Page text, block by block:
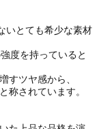
いとても希少な素材
度を持っていると
すツヤ感から、
称されています。